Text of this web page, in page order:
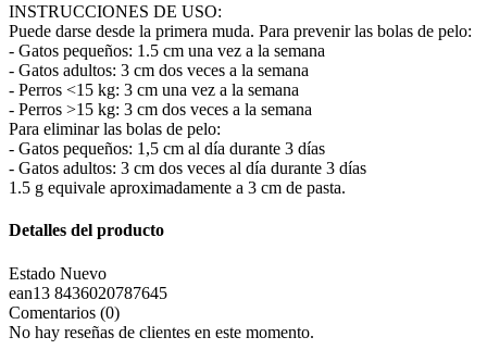
INSTRUCCIONES DE USO:
Puede darse desde la primera muda. Para prevenir las bolas de pelo:
- Gatos pequeños: 1.5 cm una vez a la semana
- Gatos adultos: 3 cm dos veces a la semana
- Perros <15 kg: 3 cm una vez a la semana
- Perros >15 kg: 3 cm dos veces a la semana
Para eliminar las bolas de pelo:
- Gatos pequeños: 1,5 cm al día durante 3 días
- Gatos adultos: 3 cm dos veces al día durante 3 días
1.5 g equivale aproximadamente a 3 cm de pasta.
Detalles del producto
Estado Nuevo
ean13 8436020787645
Comentarios (0)
No hay reseñas de clientes en este momento.